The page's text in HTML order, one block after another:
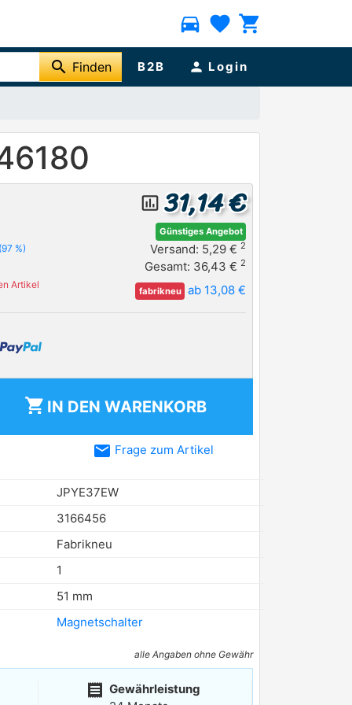
directions_car favorite shopping_cart
search Finden B2B person Login
(97 %)
Artikel
insert_chart_outlined 31,14 €
Günstiges Angebot
Versand: 5,29 € 2
Gesamt: 36,43 € 2
fabrikneu ab 13,08 €
shopping_cart IN DEN WARENKORB
email Frage zum Artikel
JPYE37EW
3166456
Fabrikneu
1
51 mm
Magnetschalter
alle Angaben ohne Gewähr
receipt Gewährleistung